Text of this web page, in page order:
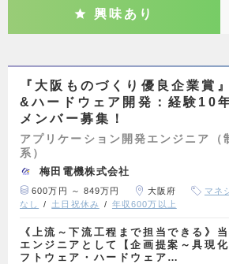
興味あり
『大阪ものづくり優良企業賞
&ハードウェア開発：経験10
メンバー募集！
アプリケーション開発エンジニア（
系）
梅田電機株式会社
600万円 ～ 849万円 大阪府 マネ
なし
土日祝休み 年収600万以上
《上流～下流工程まで担当できる》
エンジニアとして【企画提案～具現
フトウェア・ハードウェア…